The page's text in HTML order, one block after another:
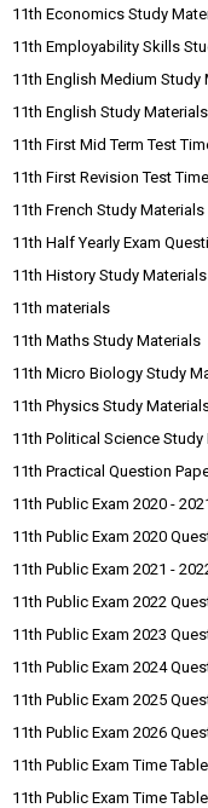
11th Economics Study
11th Employability Skills
11th English Medium Study
11th English Study Materials
11th First Mid Term Test
11th First Revision Test
11th French Study Materials
11th Half Yearly Exam
11th History Study Materials
11th materials
11th Maths Study Materials
11th Micro Biology Study
11th Physics Study
11th Political Science
11th Practical Question
11th Public Exam 2020 -
11th Public Exam 2020
11th Public Exam 2021 -
11th Public Exam 2022
11th Public Exam 2023
11th Public Exam 2024
11th Public Exam 2025
11th Public Exam 2026
11th Public Exam Time
11th Public Exam Time